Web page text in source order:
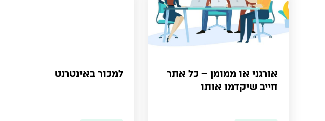
אורגני או ממומן – כל אתר
חייב שיקדמו אותו
למכור באינטרנט